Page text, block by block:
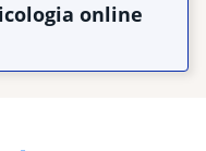
online